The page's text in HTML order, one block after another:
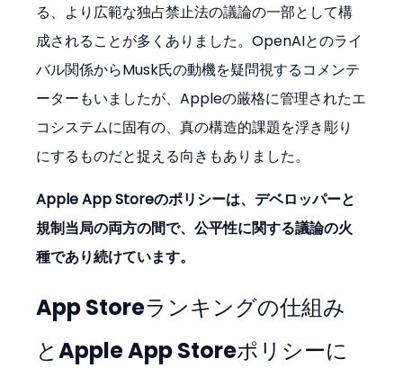
る、より広範な独占禁止法の議論の一部として構
成されることが多くありました。OpenAIとのライ
バル関係からMusk氏の動機を疑問視するコメンテ
ーターもいましたが、Appleの厳格に管理されたエ
コシステムに固有の、真の構造的課題を浮き彫り
にするものだと捉える向きもありました。
Apple App Storeのポリシーは、デベロッパーと
規制当局の両方の間で、公平性に関する議論の火
種であり続けています。
App Storeランキングの仕組み
とApple App Storeポリシーに